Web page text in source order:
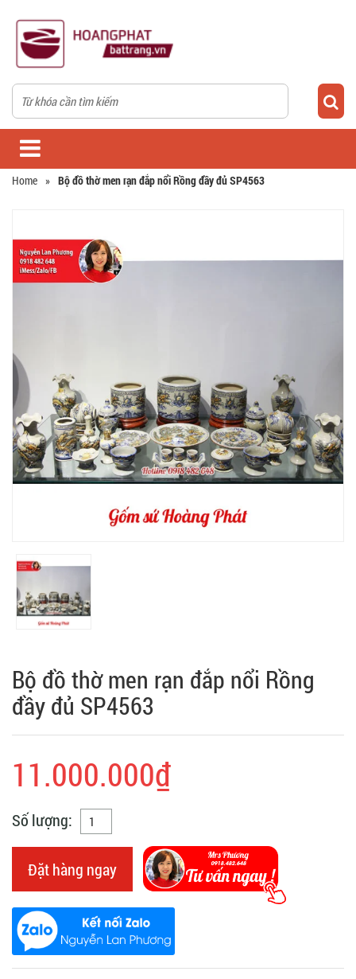
Home » Bộ đồ thờ men rạn đắp nổi Rồng đầy đủ SP4563
Bộ đồ thờ men rạn đắp nổi Rồng
đầy đủ SP4563
11.000.000₫
Số lượng:
Đặt hàng ngay